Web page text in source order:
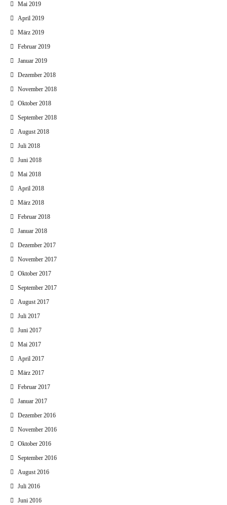
Mai 2019
April 2019
März 2019
Februar 2019
Januar 2019
Dezember 2018
November 2018
Oktober 2018
September 2018
August 2018
Juli 2018
Juni 2018
Mai 2018
April 2018
März 2018
Februar 2018
Januar 2018
Dezember 2017
November 2017
Oktober 2017
September 2017
August 2017
Juli 2017
Juni 2017
Mai 2017
April 2017
März 2017
Februar 2017
Januar 2017
Dezember 2016
November 2016
Oktober 2016
September 2016
August 2016
Juli 2016
Juni 2016